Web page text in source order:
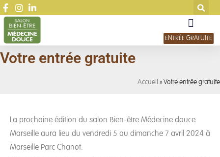
ENTRÉE GRATUITE
Votre entrée gratuite
Accueil » Votre entrée gratuite
La prochaine édition du salon Bien-être Médecine douce
Marseille aura lieu du vendredi 5 au dimanche 7 avril 2024 à
Marseille Parc Chanot.